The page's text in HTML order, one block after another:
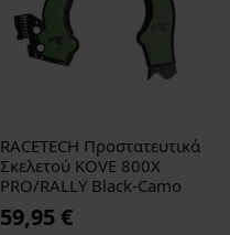
RACETECH Προστατευτικά
Σκελετού KOVE 800X
PRO/RALLY Black-Camo
59,95 €